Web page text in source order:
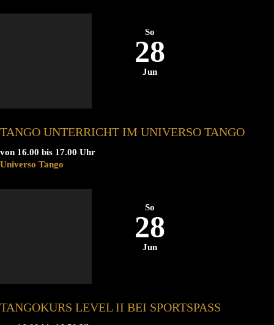
So
28
Jun
TANGO UNTERRICHT IM UNIVERSO TANGO
von 16.00 bis 17.00 Uhr
Universo Tango
So
28
Jun
TANGOKURS LEVEL II BEI SPORTSPASS